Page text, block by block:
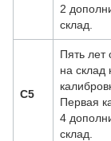
2
склад.
C5
Пять лет
на склад
Первая
4
склад.